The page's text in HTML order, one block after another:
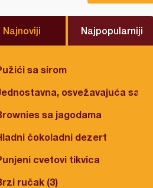
Najnoviji Najpopularniji
sa sirom
osvežavajuća salata
sa jagodama
čokoladni dezert
cvetovi tikvica
ručak (3)